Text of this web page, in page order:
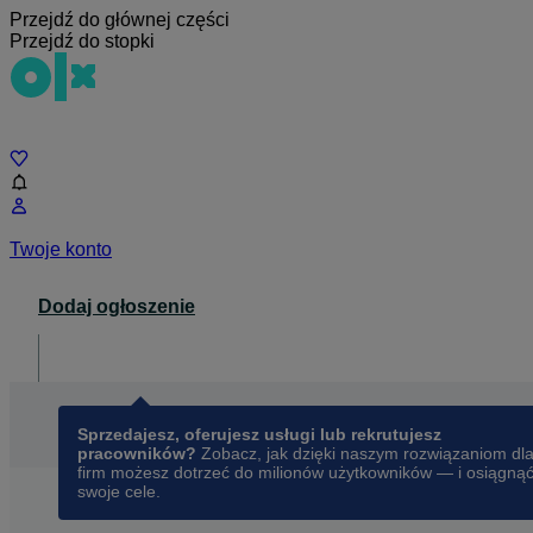
Przejdź do głównej części
Przejdź do stopki
Twoje konto
Dodaj ogłoszenie
Sprzedajesz, oferujesz usługi lub rekrutujesz
pracowników? Zobacz, jak dzięki naszym rozwiązaniom dla
firm możesz dotrzeć do milionów użytkowników — i osiągnąć
swoje cele.